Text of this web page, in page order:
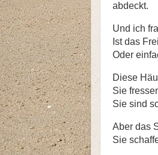
abdeckt.
Und ich
Ist das
Oder
Diese
Sie
Sie sind
Aber das
Sie